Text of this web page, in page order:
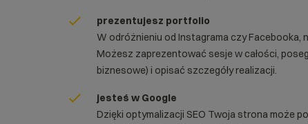
prezentujesz portfolio
W odróżnieniu od Instagrama czy Facebooka,
Możesz zaprezentować sesje w całości,
biznesowe) i opisać szczegóły realizacji.
jesteś w Google
Dzięki optymalizacji SEO Twoja strona może